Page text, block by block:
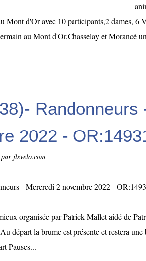
Mont d'Or avec 10 participants,2 dames, 6
au Mont d'Or,Chasselay et Morancé
Randonneurs
2022 -
par jlsvelo.com
organisée par Patrick Mallet aidé de
départ la brume est présente et restera
Pauses...